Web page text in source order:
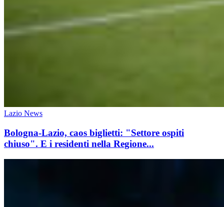
Lazio News
Bologna-Lazio, caos biglietti: "Settore ospiti
chiuso". E i residenti nella Regione...